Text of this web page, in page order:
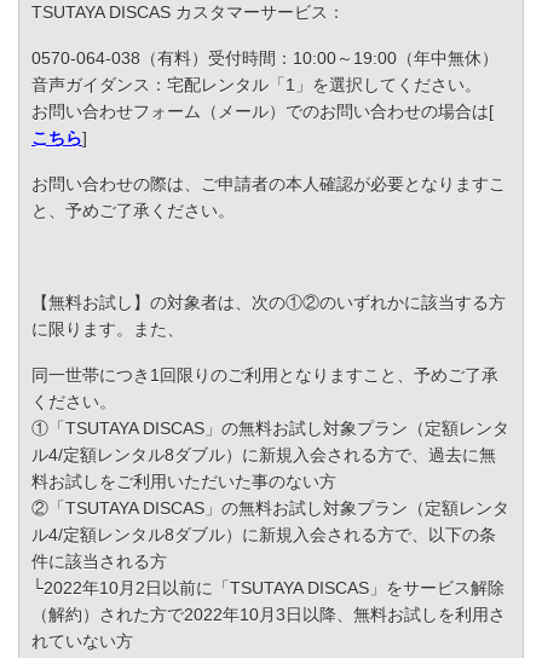
TSUTAYA DISCAS カスタマーサービス：
0570-064-038（有料）受付時間：10:00～19:00（年中無休）
音声ガイダンス：宅配レンタル「1」を選択してください。
お問い合わせフォーム（メール）でのお問い合わせの場合は[
こちら]
お問い合わせの際は、ご申請者の本人確認が必要となりますこ
と、予めご了承ください。
【無料お試し】の対象者は、次の①②のいずれかに該当する方
に限ります。また、
同一世帯につき1回限りのご利用となりますこと、予めご了承
ください。
①「TSUTAYA DISCAS」の無料お試し対象プラン（定額レンタ
ル4/定額レンタル8ダブル）に新規入会される方で、過去に無
料お試しをご利用いただいた事のない方
②「TSUTAYA DISCAS」の無料お試し対象プラン（定額レンタ
ル4/定額レンタル8ダブル）に新規入会される方で、以下の条
件に該当される方
└2022年10月2日以前に「TSUTAYA DISCAS」をサービス解除
（解約）された方で2022年10月3日以降、無料お試しを利用さ
れていない方